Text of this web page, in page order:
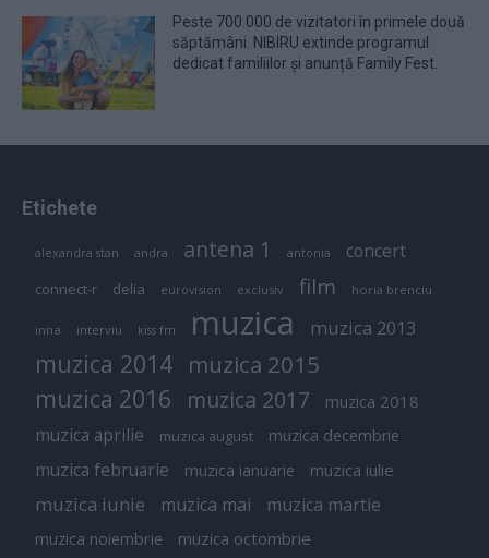
Peste 700.000 de vizitatori în primele două
săptămâni. NIBIRU extinde programul
dedicat familiilor și anunță Family Fest.
Etichete
alexandra stan andra antena 1 antonia concert
connect-r delia eurovision exclusiv film horia brenciu
inna interviu kiss fm muzica muzica 2013
muzica 2014 muzica 2015
muzica 2016 muzica 2017 muzica 2018
muzica aprilie muzica august muzica decembrie
muzica februarie muzica ianuarie muzica iulie
muzica iunie muzica mai muzica martie
muzica noiembrie muzica octombrie